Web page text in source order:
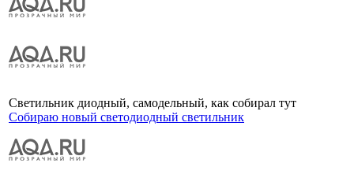
Светильник диодный, самодельный, как собирал тут
Собираю новый светодиодный светильник